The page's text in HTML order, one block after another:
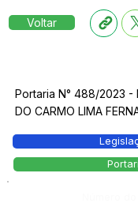
Voltar
Portaria N° 488/2023 -
DO CARMO LIMA